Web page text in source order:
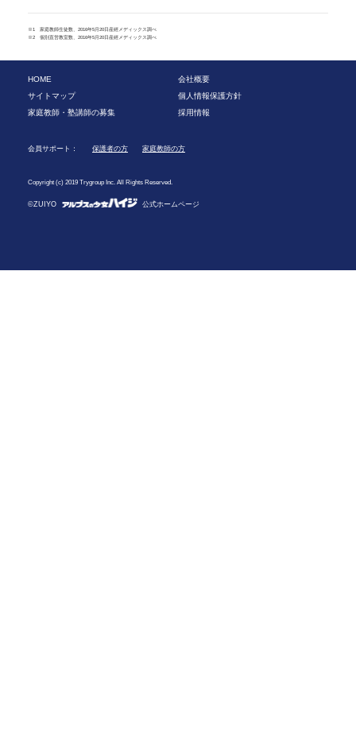
※1 家庭教師生徒数、2016年5月20日産經メディックス調べ
※2 個別直営教室数、2016年5月20日産經メディックス調べ
HOME
会社概要
サイトマップ
個人情報保護方針
家庭教師・塾講師の募集
採用情報
会員サポート： 保護者の方 家庭教師の方
Copyright (c) 2019 Trygroup Inc. All Rights Reserved.
©ZUIYO 公式ホームページ